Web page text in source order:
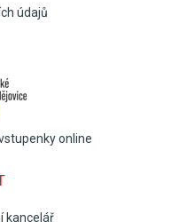
údajů
online
kancelář